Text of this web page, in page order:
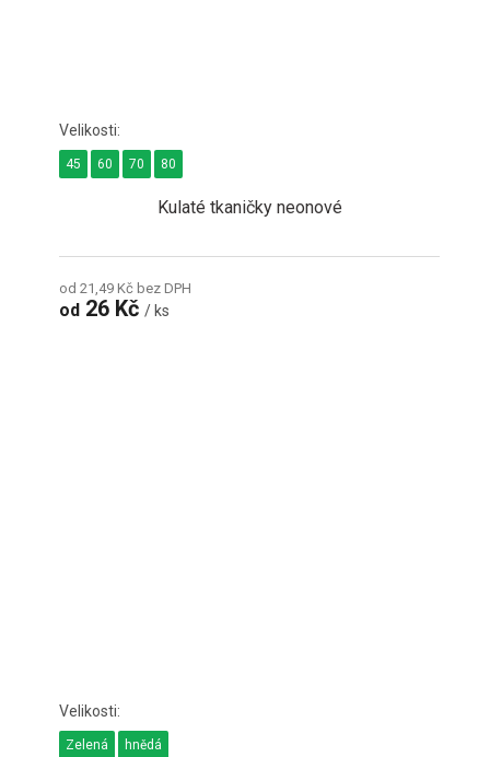
Kulaté tkaničky neonové
od 21,49 Kč bez DPH
od 26 Kč/ ks
45 60 70 80
Zelená hnědá